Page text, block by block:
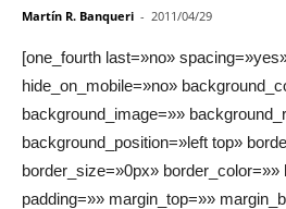
Martín R. Banqueri - 2011/04/29
[one_fourth last=»no»
hide_on_mobile=»no»
background_image=»»
background_position=»left top»
border_size=»0px» border_color=»»
padding=»» margin_top=»»